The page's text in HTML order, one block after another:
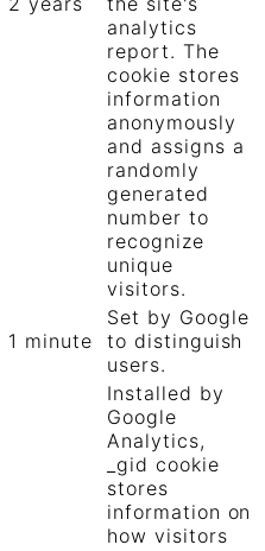
analytics
report. The
cookie stores
information
anonymously
and assigns a
randomly
generated
number to
recognize
unique
visitors.
1 minute
Set by Google
to distinguish
users.
Installed by
Google
Analytics,
_gid cookie
stores
information on
how visitors